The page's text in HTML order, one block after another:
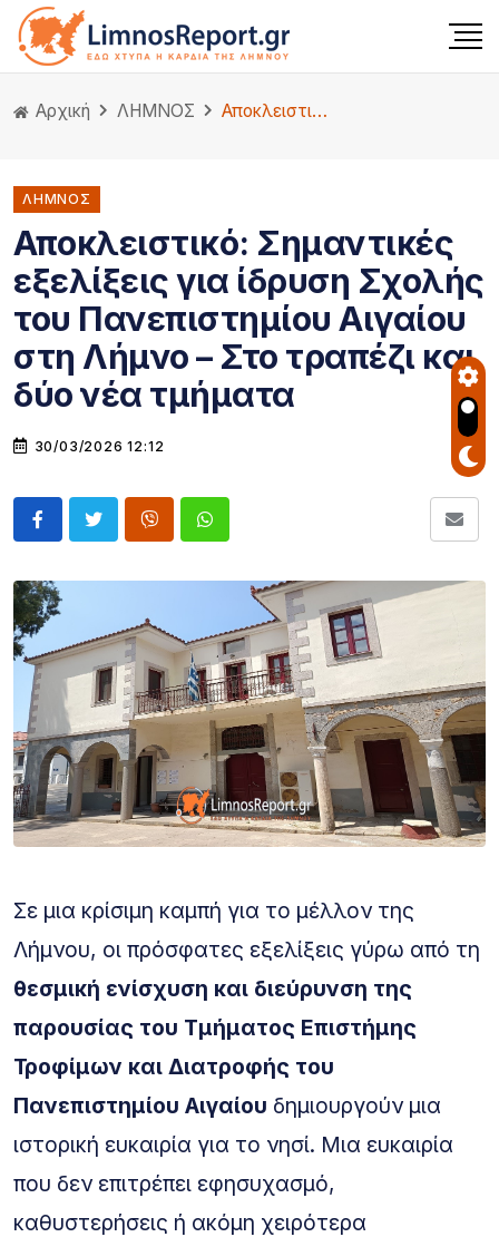
Αρχική ΛΗΜΝΟΣ Αποκλειστικό: Σημαντικές εξελίξεις για ίδρυση Σχολής του Πανεπιστημίου Αιγαίου στη Λήμνο – Στο τραπέζι και δύο νέα τμήματα
ΛΗΜΝΟΣ
Αποκλειστικό: Σημαντικές
εξελίξεις για ίδρυση Σχολής
του Πανεπιστημίου Αιγαίου
στη Λήμνο – Στο τραπέζι και
δύο νέα τμήματα
30/03/2026 12:12
Σε μια κρίσιμη καμπή για το μέλλον της
Λήμνου, οι πρόσφατες εξελίξεις γύρω από τη
θεσμική ενίσχυση και διεύρυνση της
παρουσίας του Τμήματος Επιστήμης
Τροφίμων και Διατροφής του
Πανεπιστημίου Αιγαίου δημιουργούν μια
ιστορική ευκαιρία για το νησί. Μια ευκαιρία
που δεν επιτρέπει εφησυχασμό,
καθυστερήσεις ή ακόμη χειρότερα